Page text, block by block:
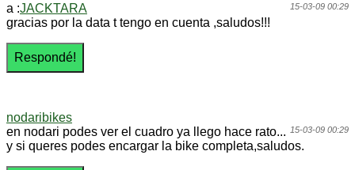
15-03-09 00:29
a :JACKTARA
gracias por la data t tengo en cuenta ,saludos!!!
nodaribikes
15-03-09 00:29
en nodari podes ver el cuadro ya llego hace rato...
y si queres podes encargar la bike completa,saludos.